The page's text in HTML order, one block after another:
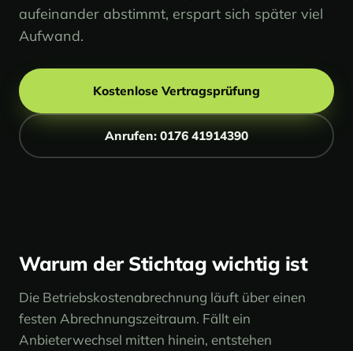
aufeinander abstimmt, erspart sich später viel
Aufwand.
Kostenlose Vertragsprüfung
Anrufen: 0176 41914390
Warum der Stichtag wichtig ist
Die Betriebskostenabrechnung läuft über einen
festen Abrechnungszeitraum. Fällt ein
Anbieterwechsel mitten hinein, entstehen